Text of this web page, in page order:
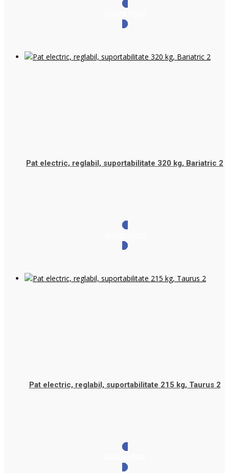
Pat electric, reglabil, suportabilitate 320 kg, Bariatric 2
Pat electric, reglabil, suportabilitate 215 kg, Taurus 2